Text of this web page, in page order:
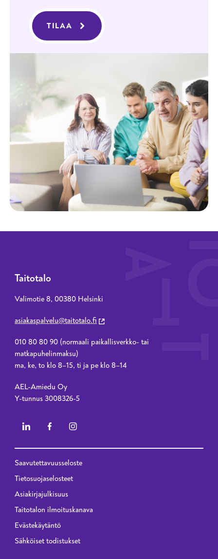
TILAA
Taitotalo
Valimotie 8, 00380 Helsinki
asiakaspalvelu@taitotalo.fi
010 80 80 90 (normaali paikallisverkko- tai
matkapuhelinmaksu)
ma, ke, to klo 8–15, ti ja pe klo 8–14
AEL-Amiedu Oy
Y-tunnus 3008326-5
Privacy menu - 2023 renewal
Saavutettavuusseloste
Tietosuojaselosteet
Asiakirjajulkisuus
Taitotalon ilmoituskanava
Evästekäytäntö
Sähköiset todistukset